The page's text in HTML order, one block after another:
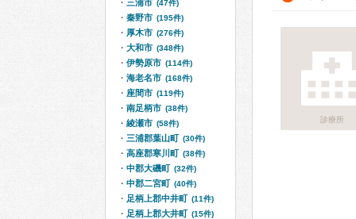
診療所
三浦市 (47件)
秦野市 (195件)
厚木市 (276件)
大和市 (348件)
伊勢原市 (114件)
海老名市 (168件)
座間市 (119件)
南足柄市 (38件)
綾瀬市 (58件)
三浦郡葉山町 (30件)
高座郡寒川町 (38件)
中郡大磯町 (32件)
中郡二宮町 (40件)
足柄上郡中井町 (11件)
足柄上郡大井町 (15件)